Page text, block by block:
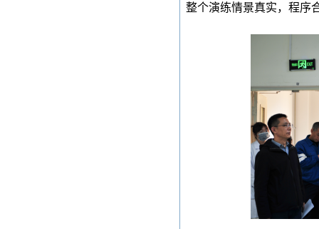
整个演练情景真实，程序